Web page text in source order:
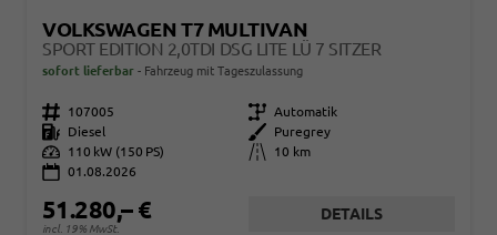
VOLKSWAGEN T7 MULTIVAN
SPORT EDITION 2,0TDI DSG LITE LÜ 7 SITZER
sofort lieferbar Fahrzeug mit Tageszulassung
Fahrzeugnr. 107005 Getriebe Automatik
Kraftstoff
Diesel Außenfarbe
Puregrey
Leistung
110 kW (150 PS) Kilometerstand
10 km
01.08.2026
51.280,– €
incl. 19% MwSt.
DETAILS